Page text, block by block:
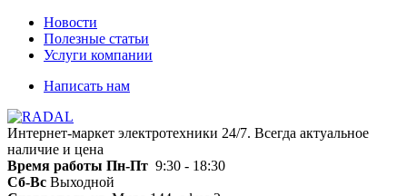
Новости
Полезные статьи
Услуги компании
Написать нам
Интернет-маркет электротехники 24/7. Всегда актуальное
наличие и цена
Время работы Пн-Пт 9:30 - 18:30
Сб-Вс Выходной